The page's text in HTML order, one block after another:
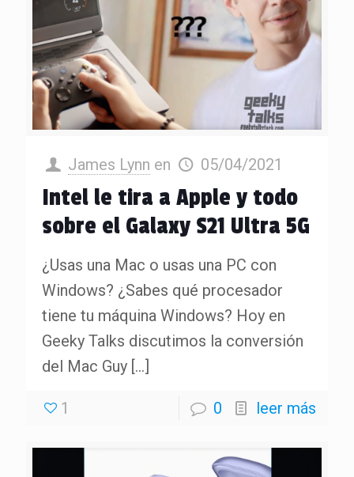
James Lynn en 05/04/2021
Intel le tira a Apple y todo
sobre el Galaxy S21 Ultra 5G
¿Usas una Mac o usas una PC con
Windows? ¿Sabes qué procesador
tiene tu máquina Windows? Hoy en
Geeky Talks discutimos la conversión
del Mac Guy […]
1 0 leer más